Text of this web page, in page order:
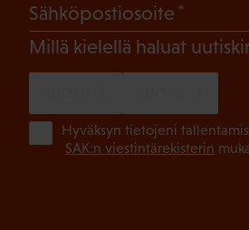
Sähköpostiosoite
Millä kielellä haluat
Hyväksyn tietojeni
SAK:n viestintärekisterin